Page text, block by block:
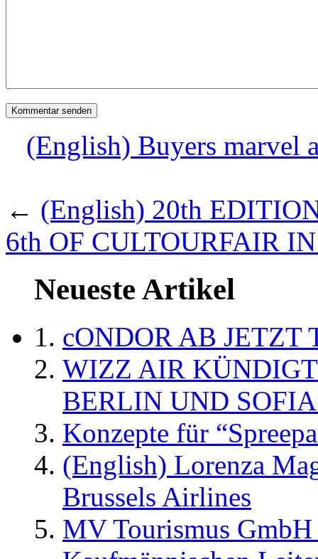
(English) Buyers marvel
← (English) 20th
6th OF CULTOURFAIR
Neueste Artikel
cONDOR AB
WIZZ AIR
BERLIN UND
Konzepte für
(English) Lorenza
Brussels Airlines
MV Tourismus